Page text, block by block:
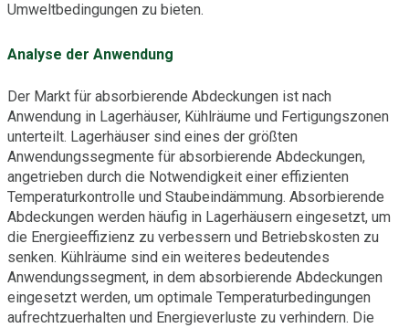
Umweltbedingungen zu bieten.
Analyse der Anwendung
Der Markt für absorbierende Abdeckungen ist nach
Anwendung in Lagerhäuser, Kühlräume und Fertigungszonen
unterteilt. Lagerhäuser sind eines der größten
Anwendungssegmente für absorbierende Abdeckungen,
angetrieben durch die Notwendigkeit einer effizienten
Temperaturkontrolle und Staubeindämmung. Absorbierende
Abdeckungen werden häufig in Lagerhäusern eingesetzt, um
die Energieeffizienz zu verbessern und Betriebskosten zu
senken. Kühlräume sind ein weiteres bedeutendes
Anwendungssegment, in dem absorbierende Abdeckungen
eingesetzt werden, um optimale Temperaturbedingungen
aufrechtzuerhalten und Energieverluste zu verhindern. Die